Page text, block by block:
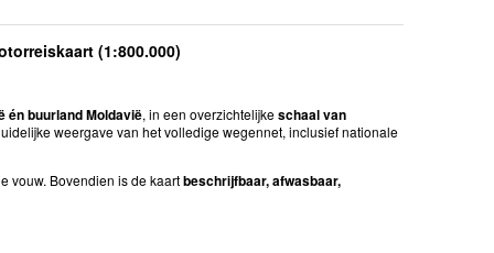
(1:800.000)
én buurland Moldavië, in een overzichtelijkeschaal van
weergave van het volledige wegennet, inclusief nationale
vouw. Bovendien is de kaartbeschrijfbaar, afwasbaar,